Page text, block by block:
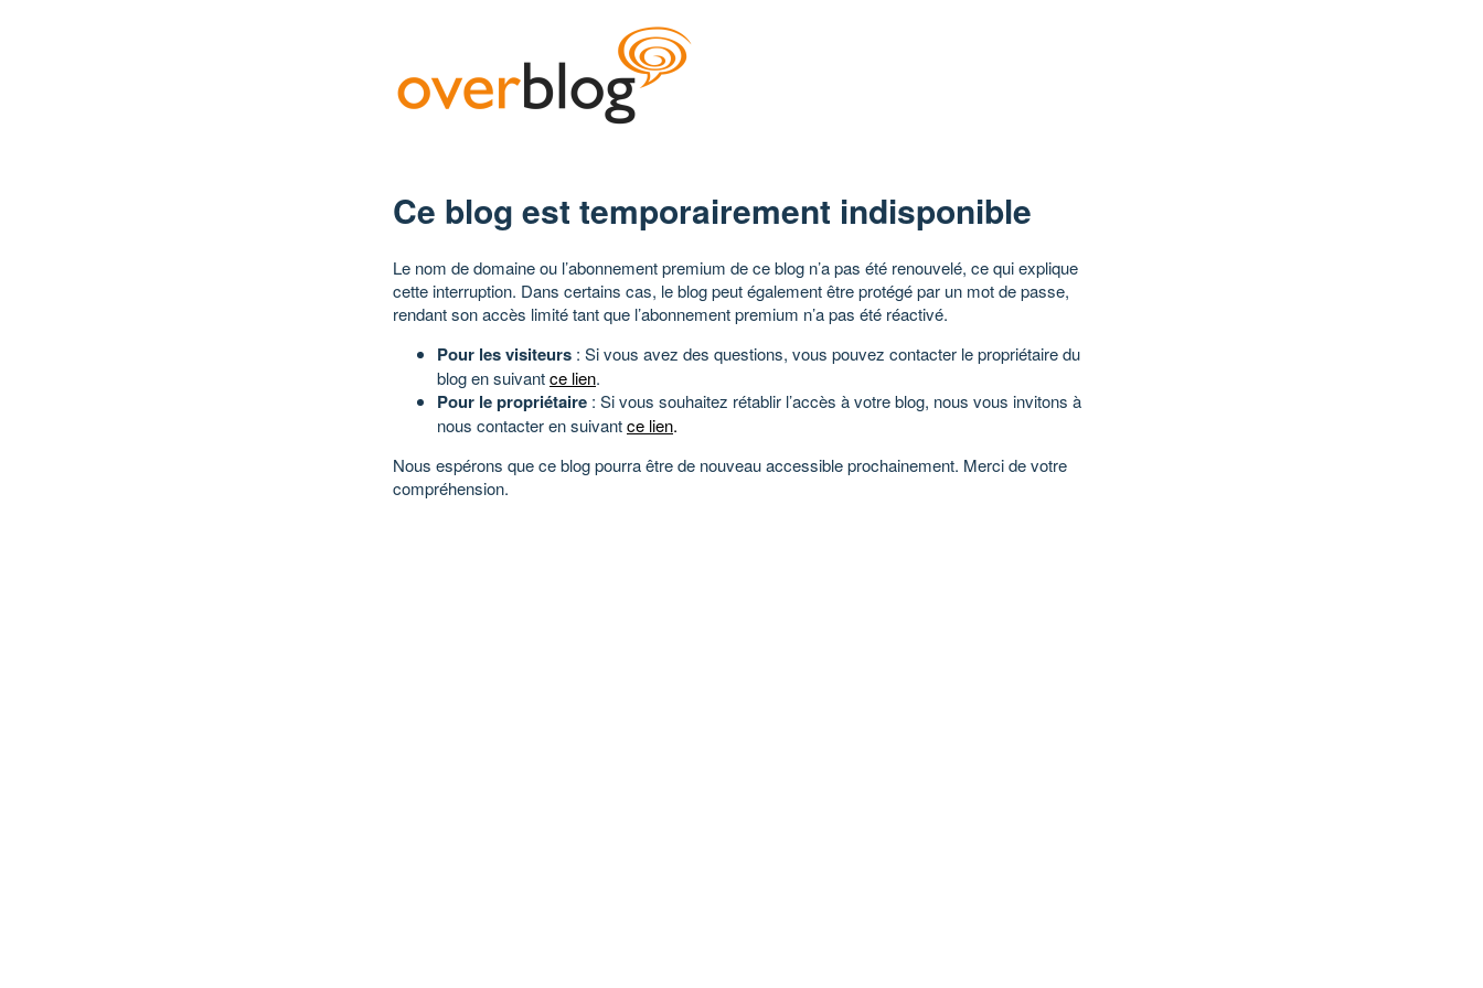
Ce blog est temporairement indisponible
Le nom de domaine ou l’abonnement premium de ce blog n’a pas été renouvelé, ce qui explique
cette interruption. Dans certains cas, le blog peut également être protégé par un mot de passe,
rendant son accès limité tant que l’abonnement premium n’a pas été réactivé.
Pour les visiteurs : Si vous avez des questions, vous pouvez contacter le propriétaire du
blog en suivantce lien.
Pour le propriétaire : Si vous souhaitez rétablir l’accès à votre blog, nous vous invitons à
nous contacter en suivantce lien.
Nous espérons que ce blog pourra être de nouveau accessible prochainement. Merci de votre
compréhension.